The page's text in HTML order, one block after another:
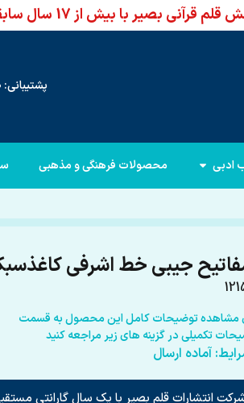
بصیر با بیش از 17 سال سابقه
پشتیبانی: 66960950-021
ادبی محصولات فرهنگی و مذهبی
جیبی خط اشرفی
مشاهده توضیحات کامل این محصول به قسمت
تکمیلی در گزینه های زیر مراجعه کنید
آماده ارسال
انتشارات قلم بصیر با یک سال گارانتی